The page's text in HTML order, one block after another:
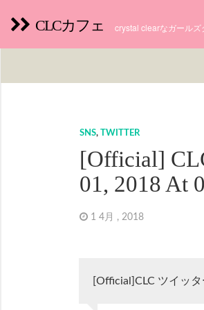
CLCカフェ crystal clearなガールズ
SNS,TWITTER
[Official]
01, 2018 At
1 4月 , 2018
[Official]CLC ツイッ